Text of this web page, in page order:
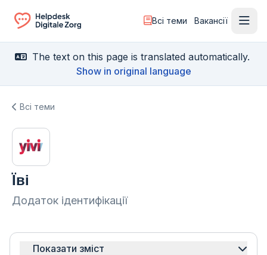
Ga naar de homepagina
Всі теми Вакансії
The text on this page is translated automatically.
Show in original language
Всі теми
Їві
Додаток ідентифікації
Показати зміст